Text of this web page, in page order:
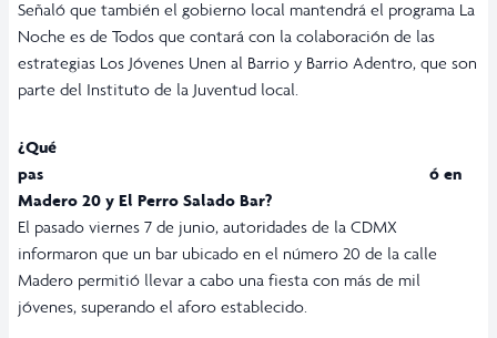
Señaló que también el gobierno local mantendrá el programa La
Noche es de Todos que contará con la colaboración de las
estrategias Los Jóvenes Unen al Barrio y Barrio Adentro, que son
parte del Instituto de la Juventud local.
¿Qué
pasó en
Madero 20 y El Perro Salado Bar?
El pasado viernes 7 de junio, autoridades de la CDMX
informaron que un bar ubicado en el número 20 de la calle
Madero permitió llevar a cabo una fiesta con más de mil
jóvenes, superando el aforo establecido.